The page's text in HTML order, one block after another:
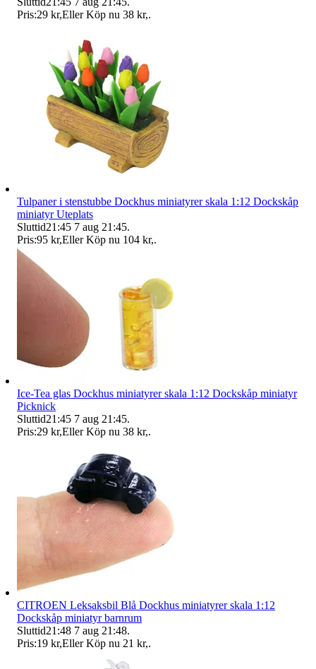
Pris:29 kr,Eller Köp nu 38 kr,.
Tulpaner i stenstubbe Dockhus miniatyrer skala 1:12 Dockskåp
miniatyr Uteplats
Sluttid21:45 7 aug 21:45.
Pris:95 kr,Eller Köp nu 104 kr,.
Ice-Tea glas Dockhus miniatyrer skala 1:12 Dockskåp miniatyr
Picknick
Sluttid21:45 7 aug 21:45.
Pris:29 kr,Eller Köp nu 38 kr,.
CITROEN Leksaksbil Blå Dockhus miniatyrer skala 1:12
Dockskåp miniatyr barnrum
Sluttid21:48 7 aug 21:48.
Pris:19 kr,Eller Köp nu 21 kr,.